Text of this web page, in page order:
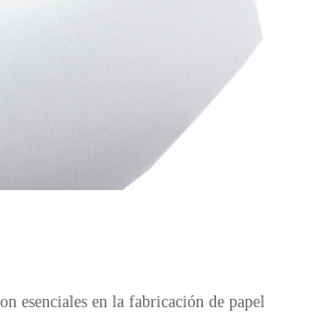
esenciales en la fabricación de papel